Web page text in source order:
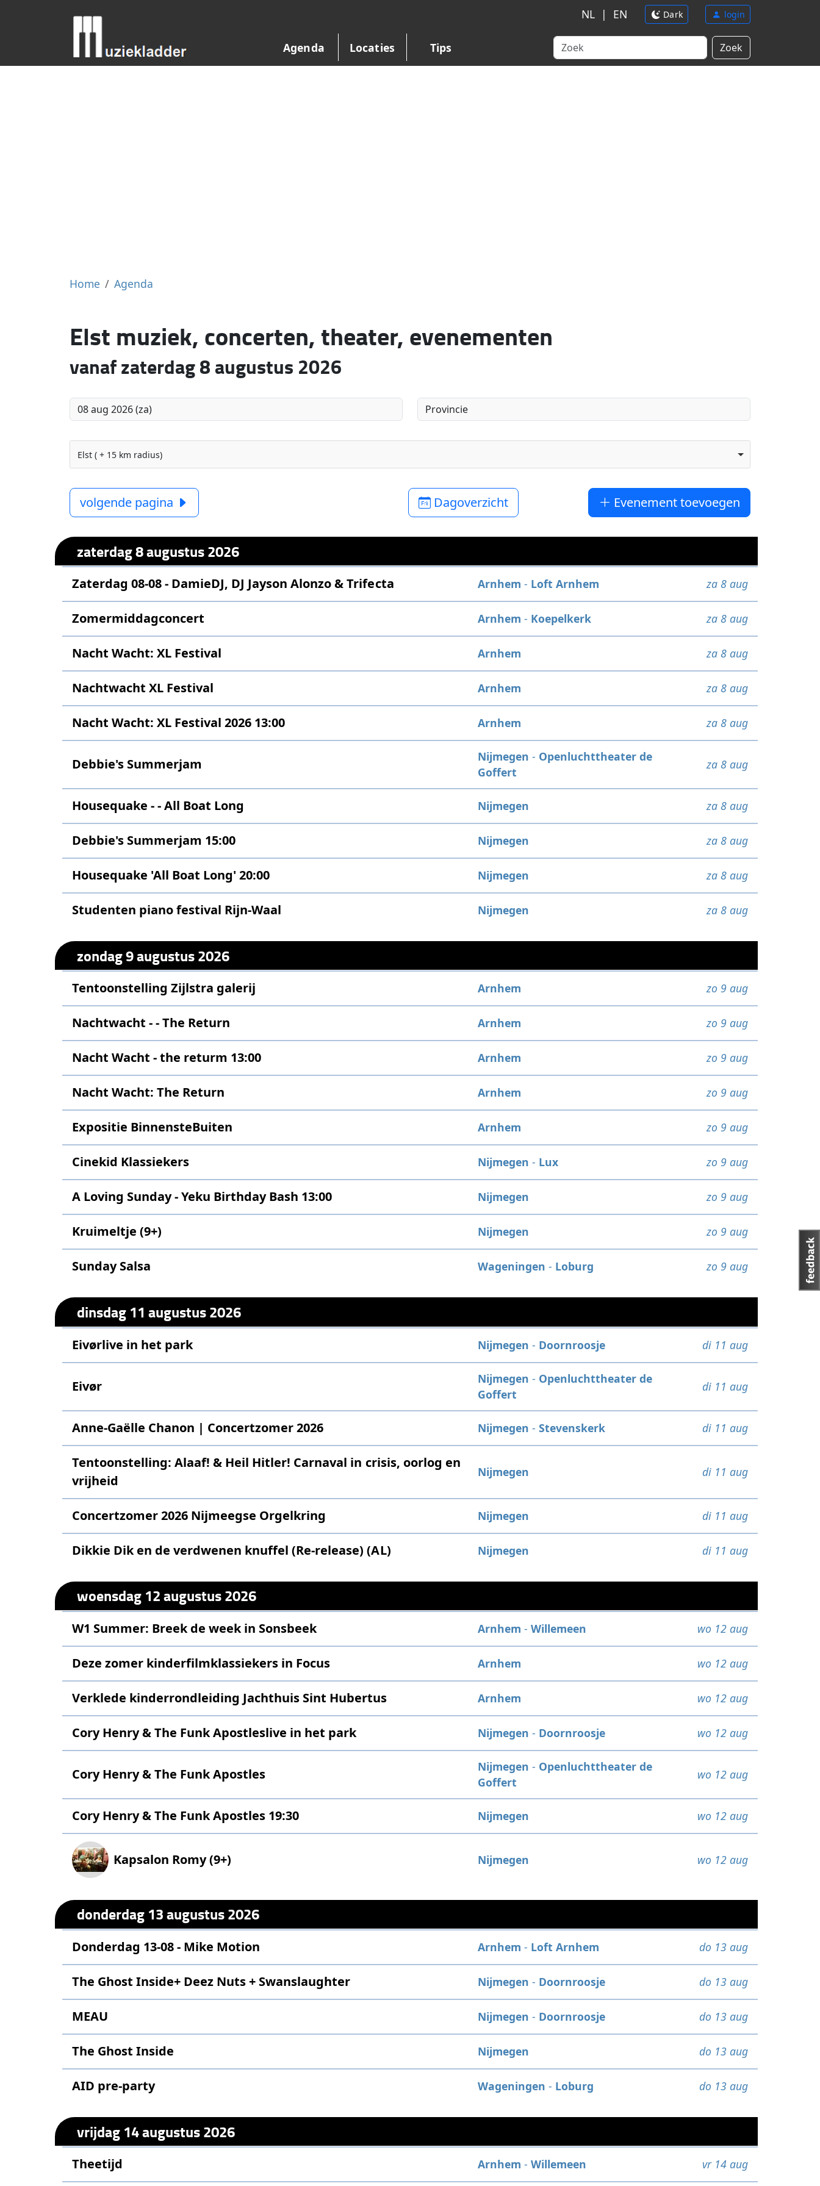
NL | EN Dark login
Agenda Locaties Tips Zoek
Home Agenda
Elst muziek, concerten, theater, evenementen
vanaf zaterdag 8 augustus 2026
Elst ( + 15 km radius)
volgende pagina Dagoverzicht Evenement toevoegen
zaterdag 8 augustus 2026
Zaterdag 08-08 - DamieDJ, DJ Jayson Alonzo & Trifecta Arnhem - Loft Arnhem za 8 aug
Zomermiddagconcert Arnhem - Koepelkerk za 8 aug
Nacht Wacht: XL Festival Arnhem za 8 aug
Nachtwacht XL Festival Arnhem za 8 aug
Nacht Wacht: XL Festival 2026 13:00 Arnhem za 8 aug
Debbie's Summerjam Nijmegen - Openluchttheater de
Goffert
za 8 aug
Housequake - - All Boat Long Nijmegen za 8 aug
Debbie's Summerjam 15:00 Nijmegen za 8 aug
Housequake 'All Boat Long' 20:00 Nijmegen za 8 aug
Studenten piano festival Rijn-Waal Nijmegen za 8 aug
zondag 9 augustus 2026
Tentoonstelling Zijlstra galerij Arnhem zo 9 aug
Nachtwacht - - The Return Arnhem zo 9 aug
Nacht Wacht - the returm 13:00 Arnhem zo 9 aug
Nacht Wacht: The Return Arnhem zo 9 aug
Expositie BinnensteBuiten Arnhem zo 9 aug
Cinekid Klassiekers Nijmegen - Lux zo 9 aug
A Loving Sunday - Yeku Birthday Bash 13:00 Nijmegen zo 9 aug
Kruimeltje (9+) Nijmegen zo 9 aug
Sunday Salsa Wageningen - Loburg zo 9 aug
dinsdag 11 augustus 2026
Eivørlive in het park Nijmegen - Doornroosje di 11 aug
Eivør Nijmegen - Openluchttheater de
Goffert
di 11 aug
Anne-Gaëlle Chanon | Concertzomer 2026 Nijmegen -Stevenskerk di 11 aug
Tentoonstelling: Alaaf! & Heil Hitler! Carnaval in crisis, oorlog en
vrijheid
Nijmegen di 11 aug
Concertzomer 2026 Nijmeegse Orgelkring Nijmegen di 11 aug
Dikkie Dik en de verdwenen knuffel (Re-release) (AL) Nijmegen di 11 aug
woensdag 12 augustus 2026
W1 Summer: Breek de week in Sonsbeek Arnhem -Willemeen wo 12 aug
Deze zomer kinderfilmklassiekers in Focus Arnhem wo 12 aug
Verklede kinderrondleiding Jachthuis Sint Hubertus Arnhem wo 12 aug
Cory Henry & The Funk Apostleslive in het park Nijmegen - Doornroosje wo 12 aug
Cory Henry & The Funk Apostles Nijmegen - Openluchttheater de
Goffert
wo 12 aug
Cory Henry & The Funk Apostles 19:30 Nijmegen wo 12 aug
Kapsalon Romy (9+) Nijmegen wo 12 aug
donderdag 13 augustus 2026
Donderdag 13-08 - Mike Motion Arnhem - Loft Arnhem do 13 aug
The Ghost Inside+ Deez Nuts + Swanslaughter Nijmegen - Doornroosje do 13 aug
MEAU Nijmegen - Doornroosje do 13 aug
The Ghost Inside Nijmegen do 13 aug
AID pre-party Wageningen - Loburg do 13 aug
vrijdag 14 augustus 2026
Theetijd Arnhem -Willemeen vr 14 aug